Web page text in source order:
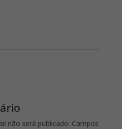
não será publicado. Campos